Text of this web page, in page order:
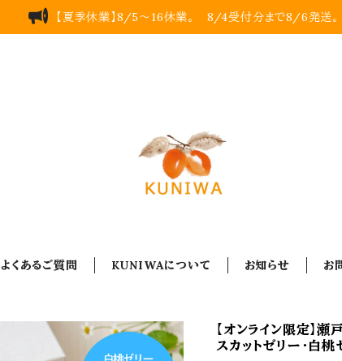
【夏季休業】8/5～16休業。 8/4受付分まで8/6発送。
よくあるご質問 KUNIWAについて お知らせ お
【オンライン限定】
スカットゼリー・白